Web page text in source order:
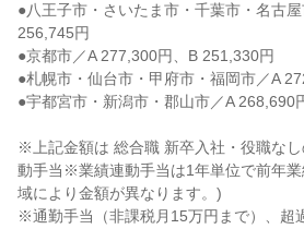
●八王子市・さいたま市・千葉市・名古
256,745円
●京都市／A 277,300円、B 251,330円
●札幌市・仙台市・甲府市・福岡市／A
●宇都宮市・新潟市・郡山市／A 268,690
※上記金額は 総合職 新卒入社・役職な
動手当※業績連動手当は1年単位で前年
域により金額が異なります。)
※通勤手当（非課税月15万円まで）、超